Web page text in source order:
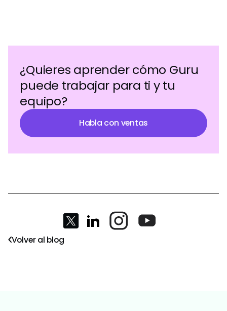
¿Quieres aprender cómo Guru
puede trabajar para ti y tu
equipo?
Habla con ventas
Volver al blog